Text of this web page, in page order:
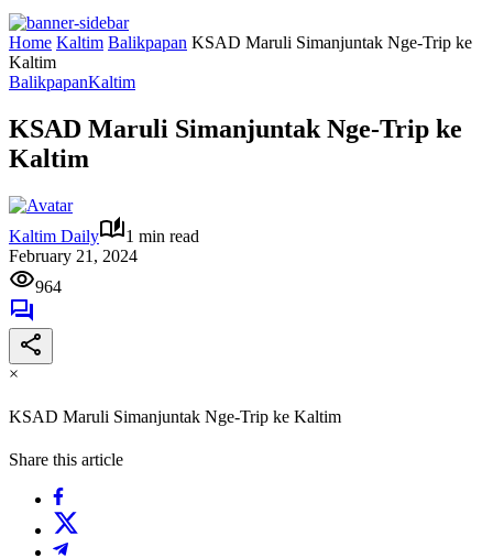
Home Kaltim Balikpapan KSAD Maruli Simanjuntak Nge-Trip ke
Kaltim
BalikpapanKaltim
KSAD Maruli Simanjuntak Nge-Trip ke
Kaltim
Kaltim Daily
1 min read
February 21, 2024
964
×
KSAD Maruli Simanjuntak Nge-Trip ke Kaltim
Share this article